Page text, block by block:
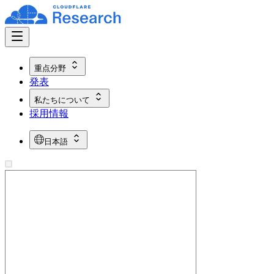
重点分野
発表
私たちについて
採用情報
日本語